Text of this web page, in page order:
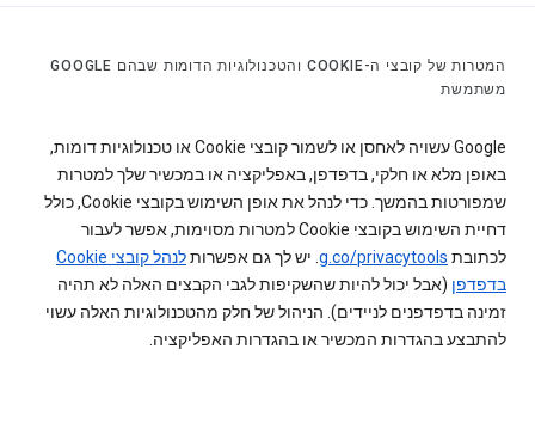
המטרות של קובצי ה-COOKIE והטכנולוגיות הדומות שבהם GOOGLE
משתמשת
‫Google עשויה לאחסן או לשמור קובצי Cookie או טכנולוגיות דומות,
באופן מלא או חלקי, בדפדפן, באפליקציה או במכשיר שלך למטרות
שמפורטות בהמשך. כדי לנהל את אופן השימוש בקובצי Cookie, כולל
דחיית השימוש בקובצי Cookie למטרות מסוימות, אפשר לעבור
לכתובת g.co/privacytools. יש לך גם אפשרות
לנהל קובצי Cookie
בדפדפן (אבל יכול להיות שהשקיפות לגבי הקבצים האלה לא תהיה
זמינה בדפדפנים לניידים). הניהול של חלק מהטכנולוגיות האלה עשוי
להתבצע בהגדרות המכשיר או בהגדרות האפליקציה.